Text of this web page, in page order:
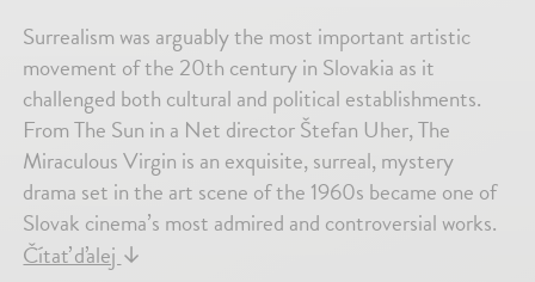
Surrealism was arguably the most important artistic
movement of the 20th century in Slovakia as it
challenged both cultural and political establishments.
From The Sun in a Net director Štefan Uher, The
Miraculous Virgin is an exquisite, surreal, mystery
drama set in the art scene of the 1960s became one of
Slovak cinema’s most admired and controversial works.
Čítať ďalej↓